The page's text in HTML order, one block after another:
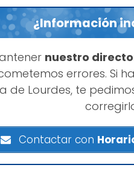
¿Información
nuestro
errores. Si
de Lourdes, te
Contactar con